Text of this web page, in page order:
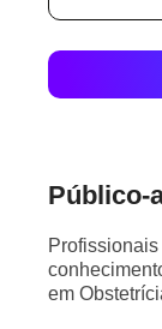
Público-
em